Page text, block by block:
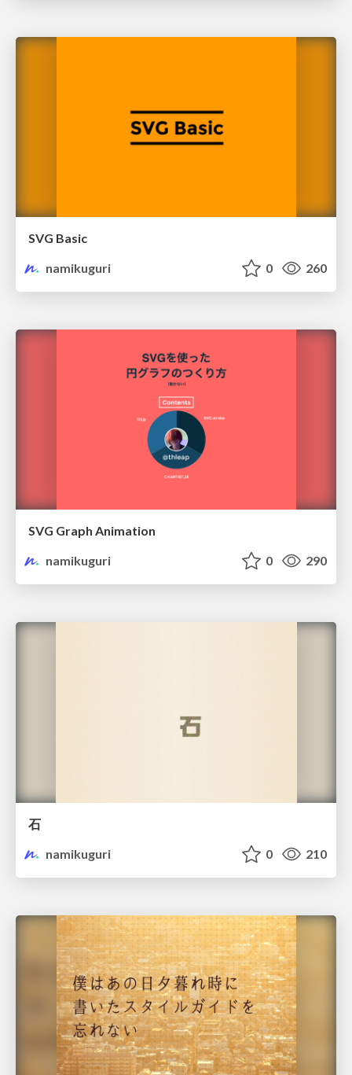
SVG Basic
namikuguri
0 260
SVG Graph Animation
namikuguri
0 290
石
namikuguri
0 210